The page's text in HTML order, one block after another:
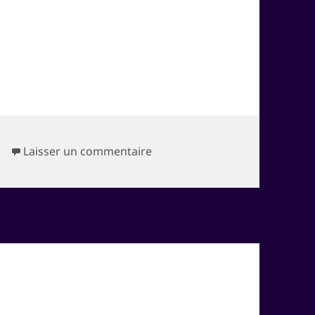
Laisser un commentairesur I Like Facebook !